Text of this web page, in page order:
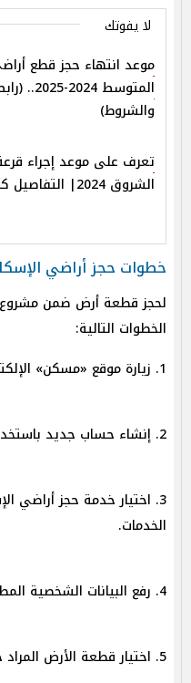
لا يفوتك
موعد انتهاء حجز قطع
المتوسط
والشروط)
تعرف على موعد إجراء
الشروق 2024| التفاصيل كاملة
خطوات حجز أراضي الإسكان
الخطوات التالية:
1. زيارة موقع «مسكن» الإلكتروني من خلال الرابط المخصص.
2. إنشاء حساب جديد باستخدام اسم المستخدم وكلمة المرور.
3. اختيار خدمة حجز أراضي
الخدمات.
4. رفع البيانات الشخصية المطلوبة عند تقديم الطلب.
5. اختيار قطعة الأرض المراد حجزها وتحديد طريقة السداد.